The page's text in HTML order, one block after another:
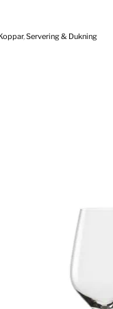
, Servering & Dukning